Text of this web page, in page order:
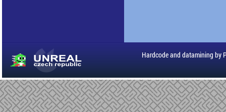
Hardcode and datamining by